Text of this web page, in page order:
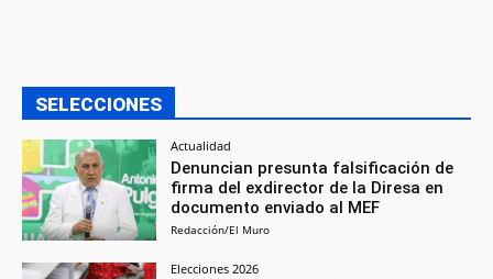
SELECCIONES
Actualidad
Denuncian presunta falsificación de
firma del exdirector de la Diresa en
documento enviado al MEF
Redacción/El Muro
Elecciones 2026